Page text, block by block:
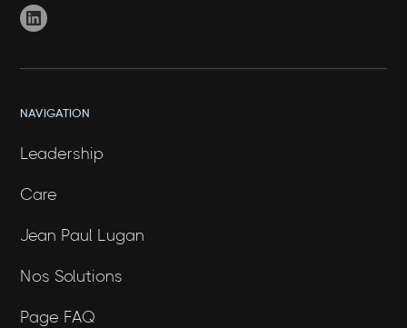
NAVIGATION
Leadership
Care
Jean Paul Lugan
Nos Solutions
Page FAQ